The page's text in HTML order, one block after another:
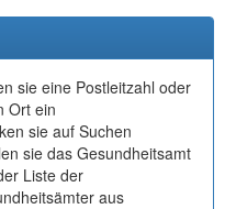
sie eine Postleitzahl oder
Ort ein
sie auf Suchen
sie das Gesundheitsamt
Liste der
aus